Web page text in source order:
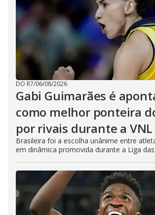
DO R7/06/08/2026
Gabi Guimarães é
como melhor ponteira
por rivais durante a VNL
Brasileira foi a escolha unânime entre
em dinâmica promovida durante a Liga